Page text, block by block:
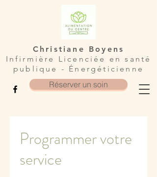
Christiane Boyens
Infirmière Licenciée en santé
publique - Énergéticienne
Réserver un soin
Programmer votre
service